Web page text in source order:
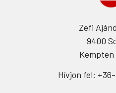
Zefi
9400
Hívjon fel: